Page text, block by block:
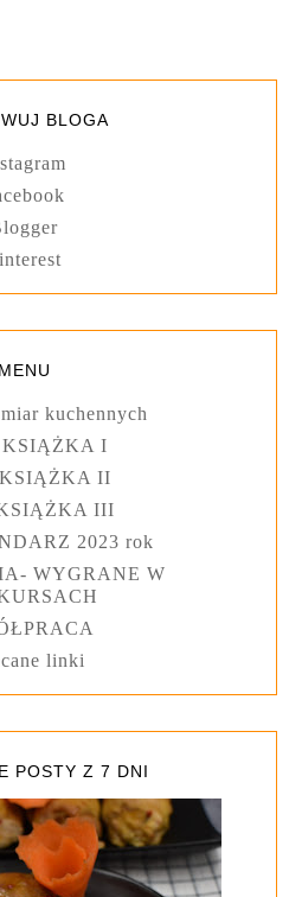
BLOGA
MENU
kuchennych
KSIĄŻKA I
II
III
2023 rok
WYGRANE W
linki
POSTY Z 7 DNI